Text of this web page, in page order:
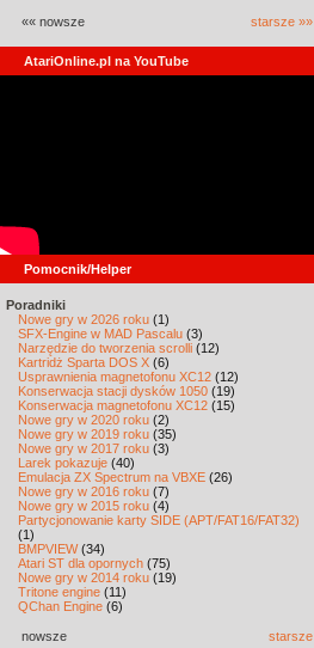
«« nowsze starsze »»
AtariOnline.pl na YouTube
Pomocnik/Helper
Poradniki
Nowe gry w 2026 roku (1)
SFX-Engine w MAD Pascalu (3)
Narzędzie do tworzenia scrolli (12)
Kartridż Sparta DOS X (6)
Usprawnienia magnetofonu XC12 (12)
Konserwacja stacji dysków 1050 (19)
Konserwacja magnetofonu XC12 (15)
Nowe gry w 2020 roku (2)
Nowe gry w 2019 roku (35)
Nowe gry w 2017 roku (3)
Larek pokazuje (40)
Emulacja ZX Spectrum na VBXE (26)
Nowe gry w 2016 roku (7)
Nowe gry w 2015 roku (4)
Partycjonowanie karty SIDE (APT/FAT16/FAT32)
(1)
BMPVIEW(34)
Atari ST dla opornych (75)
Nowe gry w 2014 roku (19)
Tritone engine (11)
QChan Engine (6)
nowsze starsze